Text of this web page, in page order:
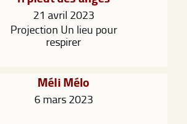
21 avril 2023
Projection Un lieu pour
respirer
Méli Mélo
6 mars 2023